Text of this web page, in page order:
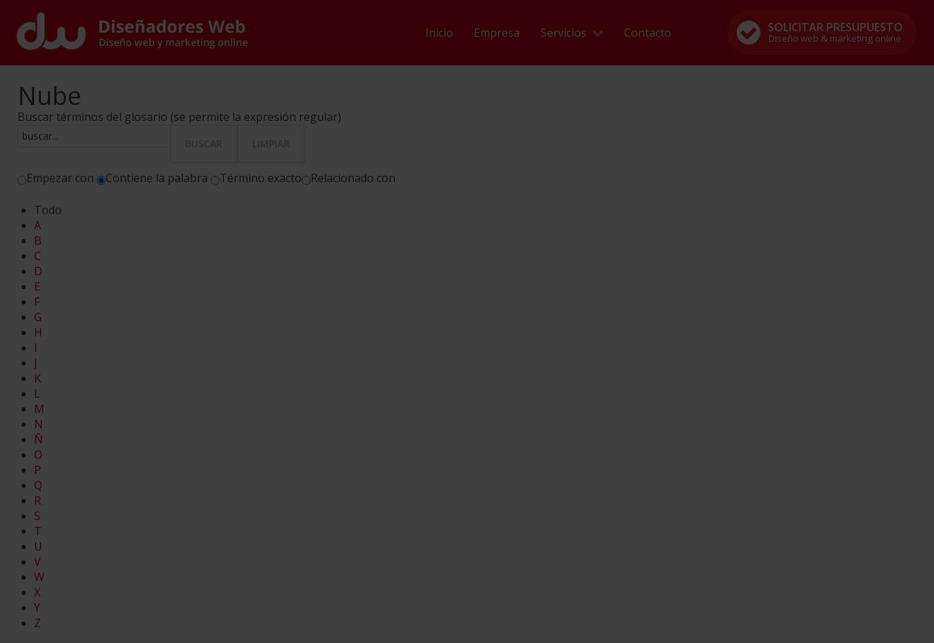
Inicio Empresa Servicios Contacto SOLICITAR PRESUPUESTO
Diseño web & marketing online
Nube
Buscar términos del glosario (se permite la expresión regular)
Empezar con Contiene la palabra Término exacto Relacionado con
Todo
A
B
C
D
E
F
G
H
I
J
K
L
M
N
Ñ
O
P
Q
R
S
T
U
V
W
X
Y
Z